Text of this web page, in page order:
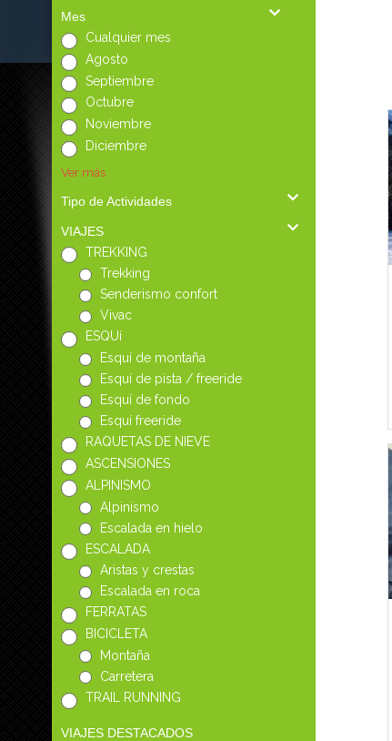
Mes
Cualquier mes
Agosto
Septiembre
Octubre
Noviembre
Diciembre
Ver más
Tipo de Actividades
VIAJES
TREKKING
Trekking
Senderismo confort
Vivac
ESQUí
Esquí de montaña
Esquí de pista / freeride
Esquí de fondo
Esquí freeride
RAQUETAS DE NIEVE
ASCENSIONES
ALPINISMO
Alpinismo
Escalada en hielo
ESCALADA
Aristas y crestas
Escalada en roca
FERRATAS
BICICLETA
Montaña
Carretera
TRAIL RUNNING
VIAJES DESTACADOS